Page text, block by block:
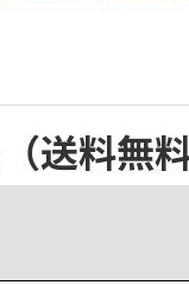
（送料無料